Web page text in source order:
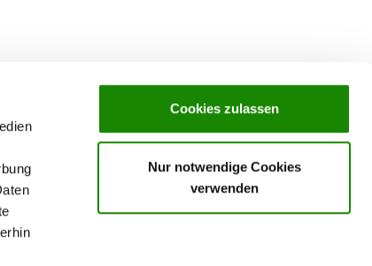
Cookies zulassen
Nur notwendige Cookies
verwenden